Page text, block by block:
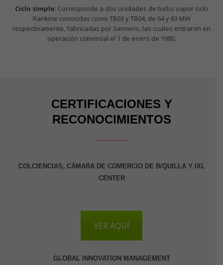
Ciclo simple: Corresponde a dos unidades de turbo vapor ciclo
Rankine conocidas como TB03 y TB04, de 64 y 63 MW
respectivamente, fabricadas por Siemens, las cuales entraron en
operación comercial el 1 de enero de 1980.
CERTIFICACIONES Y
RECONOCIMIENTOS
COLCIENCIAS, CÁMARA DE COMERCIO DE B/QUILLA Y IXL
CENTER
VER AQUÍ
GLOBAL INNOVATION MANAGEMENT